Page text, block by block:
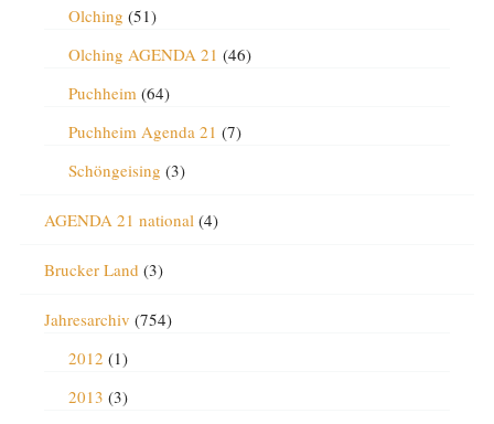
Olching (51)
Olching AGENDA 21 (46)
Puchheim(64)
Puchheim Agenda 21 (7)
Schöngeising (3)
AGENDA 21 national(4)
Brucker Land (3)
Jahresarchiv (754)
2012 (1)
2013 (3)